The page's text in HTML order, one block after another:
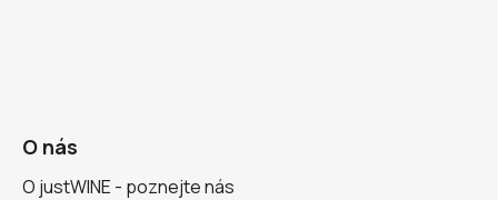
O nás
O justWINE - poznejte nás